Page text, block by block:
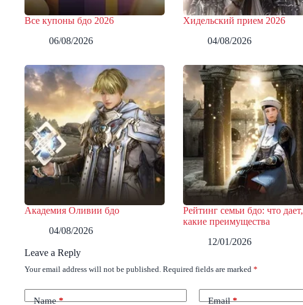
Все купоны бдо 2026
06/08/2026
Хидельский прием 2026
04/08/2026
Академия Оливии бдо
04/08/2026
Рейтинг семьи бдо: что дает,
какие преимущества
12/01/2026
Leave a Reply
Your email address will not be published. Required fields are marked *
Name* Email*